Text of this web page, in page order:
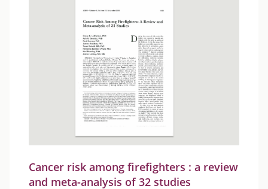
Cancer risk among firefighters : a review
and meta-analysis of 32 studies